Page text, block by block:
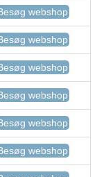
webshop
webshop
webshop
webshop
webshop
webshop